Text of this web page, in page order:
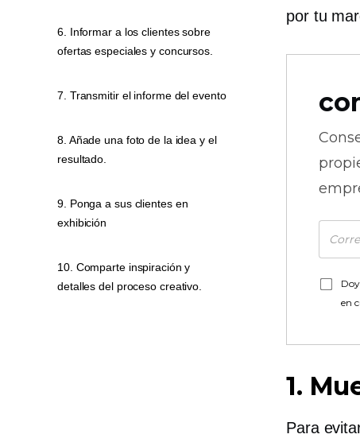
por tu
en
1.
Para
6. Informar a los clientes sobre
ofertas especiales y concursos.
7. Transmitir el informe del evento
8. Añade una foto de la idea y el
resultado.
9. Ponga a sus clientes en
exhibición
10. Comparte inspiración y
detalles del proceso creativo.